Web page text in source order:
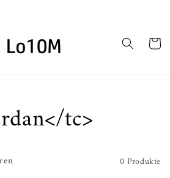
Wagen
tc>
0 Produkte